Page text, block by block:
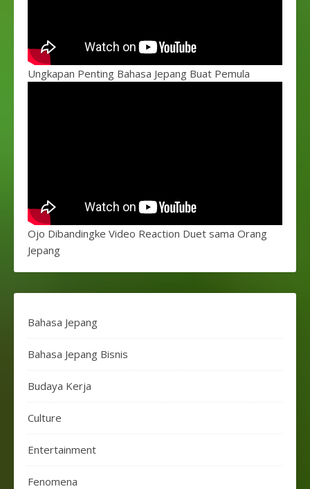
Ungkapan Penting Bahasa Jepang Buat Pemula
Ojo Dibandingke Video Reaction Duet sama Orang
Jepang
Bahasa Jepang
Bahasa Jepang Bisnis
Budaya Kerja
Culture
Entertainment
Fenomena